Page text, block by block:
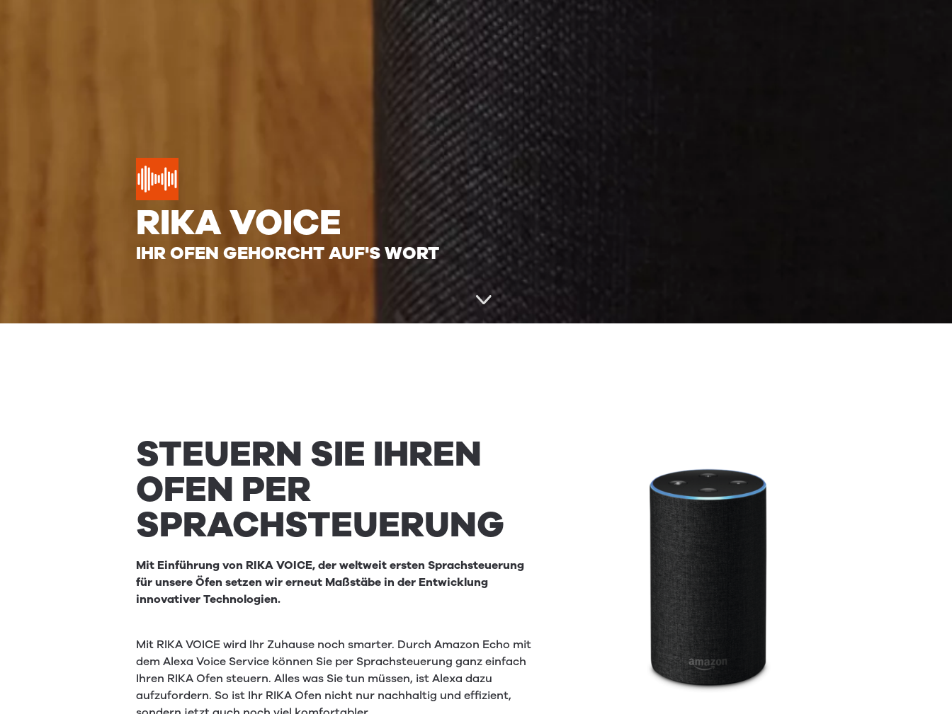
RIKAVOICE
IHR OFEN GEHORCHT AUF'S WORT
STEUERN SIE IHREN
OFEN PER
SPRACHSTEUERUNG
Mit Einführung von RIKA VOICE, der weltweit ersten Sprachsteuerung
für unsere Öfen setzen wir erneut Maßstäbe in der Entwicklung
innovativer Technologien.
Mit RIKA VOICE wird Ihr Zuhause noch smarter. Durch Amazon Echo mit
dem Alexa Voice Service können Sie per Sprachsteuerung ganz einfach
Ihren RIKA Ofen steuern. Alles was Sie tun müssen, ist Alexa dazu
aufzufordern. So ist Ihr RIKA Ofen nicht nur nachhaltig und effizient,